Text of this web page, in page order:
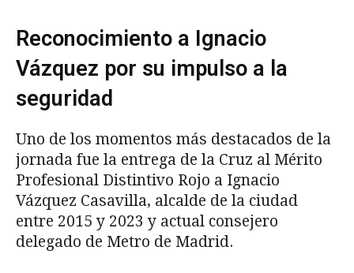
Reconocimiento a Ignacio
Vázquez por su impulso a la
seguridad
Uno de los momentos más destacados de la
jornada fue la entrega de la Cruz al Mérito
Profesional Distintivo Rojo a Ignacio
Vázquez Casavilla, alcalde de la ciudad
entre 2015 y 2023 y actual consejero
delegado de Metro de Madrid.